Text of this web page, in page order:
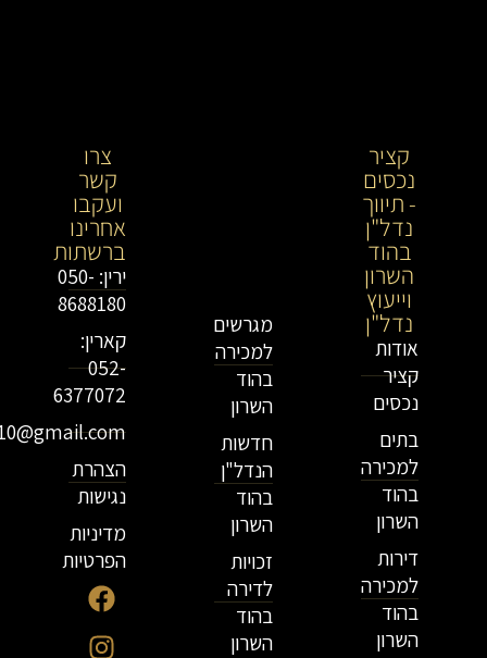
קציר
נכסים
- תיווך
נדל"ן
בהוד
השרון
וייעוץ
נדל"ן
אודות
קציר
נכסים
בתים
למכירה
בהוד
השרון
דירות
למכירה
בהוד
השרון
מגרשים
למכירה
בהוד
השרון
חדשות
הנדל"ן
בהוד
השרון
זכויות
לדירה
בהוד
השרון
צרו
קשר
ועקבו
אחרינו
ברשתות
ירין: 050-
8688180
קארין:
052-
6377072
הצהרת
נגישות
מדיניות
הפרטיות